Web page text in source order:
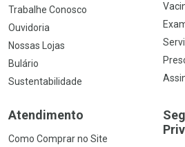
Trabalhe Conosco
Ouvidoria
Nossas Lojas
Bulário
Sustentabilidade
Atendimento
Como Comprar no Site